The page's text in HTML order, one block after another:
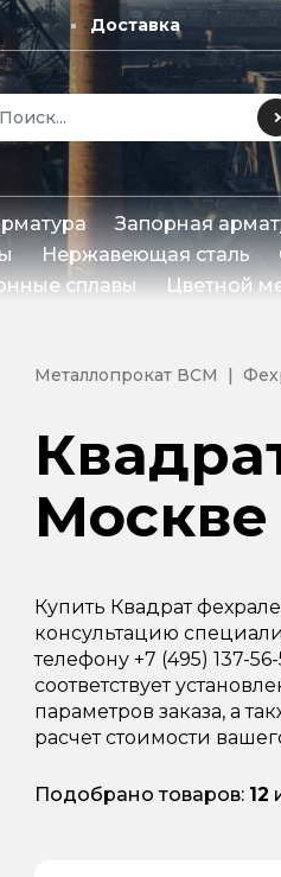
Доставка
Запорная
Нержавеющая сталь
сплавы Цветной
Металлопрокат ВСМ
Москве
Купить Квадрат
консультацию
телефону +7 (495) 137-
соответствует
параметров заказа, а
расчет стоимости
Подобрано товаров: 12